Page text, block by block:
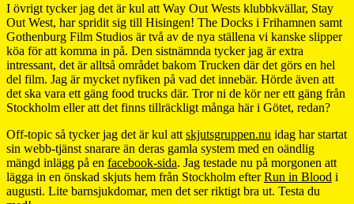
I övrigt tycker jag det är kul att Way Out Wests klubbkvällar, Stay
Out West, har spridit sig till Hisingen! The Docks i Frihamnen samt
Gothenburg Film Studios är två av de nya ställena vi kanske slipper
köa för att komma in på. Den sistnämnda tycker jag är extra
intressant, det är alltså området bakom Trucken där det görs en hel
del film. Jag är mycket nyfiken på vad det innebär. Hörde även att
det ska vara ett gäng food trucks där. Tror ni de kör ner ett gäng från
Stockholm eller att det finns tillräckligt många här i Götet, redan?
Off-topic så tycker jag det är kul att skjutsgruppen.nu idag har startat
sin webb-tjänst snarare än deras gamla system med en oändlig
mängd inlägg på en facebook-sida. Jag testade nu på morgonen att
lägga in en önskad skjuts hem från Stockholm efterRun in Blood i
augusti. Lite barnsjukdomar, men det ser riktigt bra ut. Testa du